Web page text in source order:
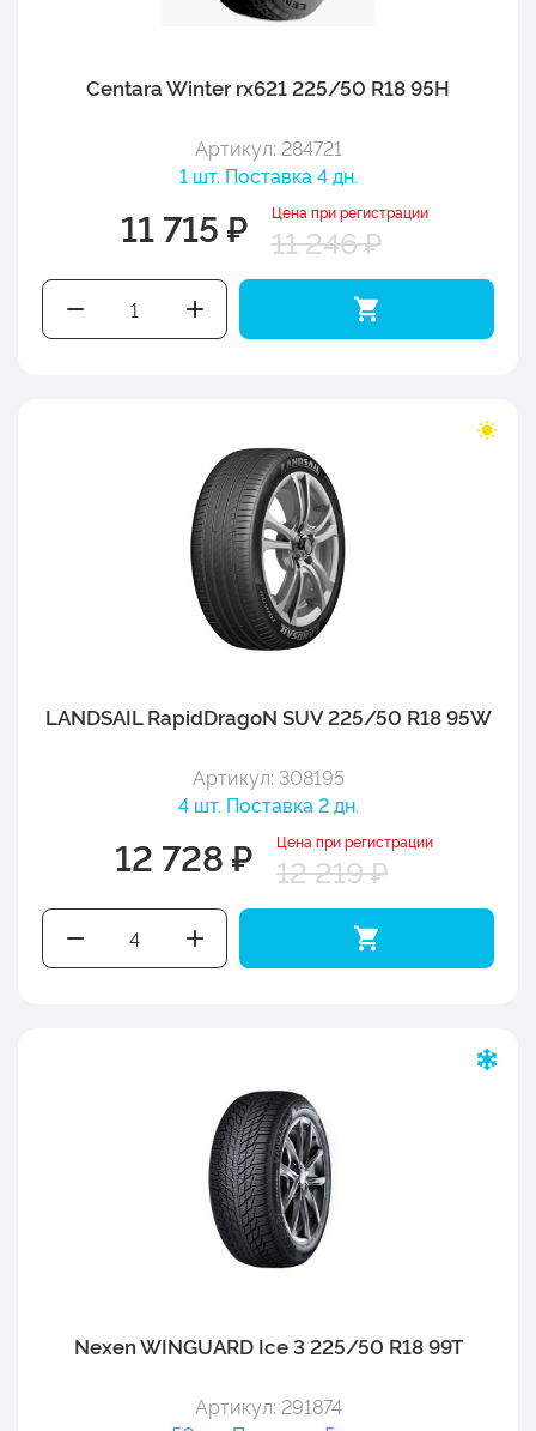
Centara Winter rx621 225/50 R18 95H
Артикул: 284721
1 шт. Поставка 4 дн.
11 715 ₽ Цена при регистрации
11 246 ₽
LANDSAIL RapidDragoN SUV 225/50 R18 95W
Артикул: 308195
4 шт. Поставка 2 дн.
12 728 ₽ Цена при регистрации
12 219 ₽
Nexen WINGUARD Ice 3 225/50 R18 99T
Артикул: 291874